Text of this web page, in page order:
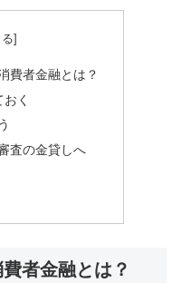
費者金融とは？
く
査の金貸しへ
者金融とは？